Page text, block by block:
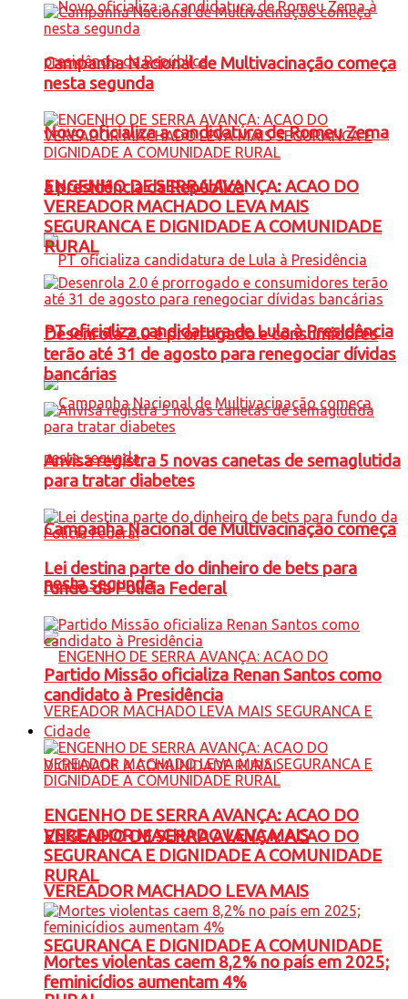
Novo oficializa a candidatura de Romeu Zema
à presidência da República
PT oficializa candidatura de Lula à Presidência
Campanha Nacional de Multivacinação começa
nesta segunda
ENGENHO DE SERRA AVANÇA: ACAO DO
VEREADOR MACHADO LEVA MAIS
SEGURANCA E DIGNIDADE A COMUNIDADE
Campanha Nacional de Multivacinação começa
nesta segunda
ENGENHO DE SERRA AVANÇA: ACAO DO
VEREADOR MACHADO LEVA MAIS
SEGURANCA E DIGNIDADE A COMUNIDADE
RURAL
Desenrola 2.0 é prorrogado e consumidores
terão até 31 de agosto para renegociar dívidas
bancárias
Anvisa registra 5 novas canetas de semaglutida
para tratar diabetes
Lei destina parte do dinheiro de bets para
fundo da Polícia Federal
Partido Missão oficializa Renan Santos como
candidato à Presidência
Cidade
ENGENHO DE SERRA AVANÇA: ACAO DO
VEREADOR MACHADO LEVA MAIS
SEGURANCA E DIGNIDADE A COMUNIDADE
RURAL
Mortes violentas caem 8,2% no país em 2025;
feminicídios aumentam 4%